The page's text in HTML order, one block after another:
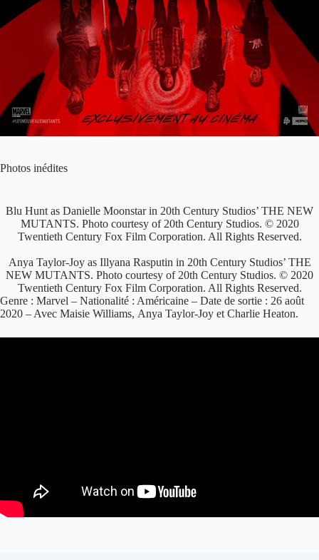
Photos inédites
Blu Hunt as Danielle Moonstar in 20th Century Studios’ THE NEW
MUTANTS. Photo courtesy of 20th Century Studios. © 2020
Twentieth Century Fox Film Corporation. All Rights Reserved.
Anya Taylor-Joy as Illyana Rasputin in 20th Century Studios’ THE
NEW MUTANTS. Photo courtesy of 20th Century Studios. © 2020
Twentieth Century Fox Film Corporation. All Rights Reserved.
Genre : Marvel – Nationalité : Américaine – Date de sortie : 26 août
2020 – Avec Maisie Williams, Anya Taylor-Joy et Charlie Heaton.